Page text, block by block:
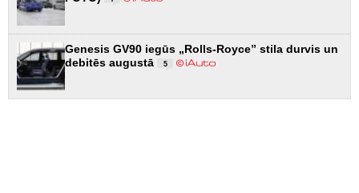
Genesis GV90 iegūs „Rolls-Royce” stila durvis un
debitēs augustā
5